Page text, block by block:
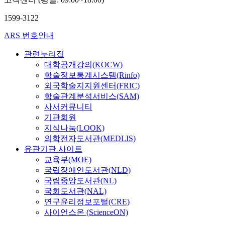
1599-3122
ARS 번호안내
관련누리집
대학공개강의(KOCW)
학술정보통계시스템(Rinfo)
외국학술지지원센터(FRIC)
학술관계분석서비스(SAM)
사서커뮤니티
기관회원
지식나눔(LOOK)
의학전자도서관(MEDLIS)
유관기관 사이트
교육부(MOE)
국립장애인도서관(NLD)
국립중앙도서관(NL)
국회도서관(NAL)
연구윤리정보포털(CRE)
사이언스온 (ScienceON)